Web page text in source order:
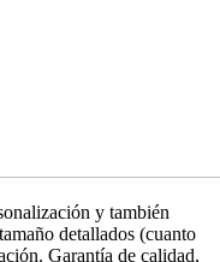
y también
detallados (cuanto
Garantía de calidad,